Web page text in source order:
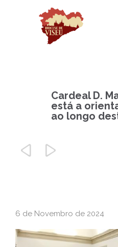
Cardeal D.
está a
ao longo
 
6 de Novembro de 2024